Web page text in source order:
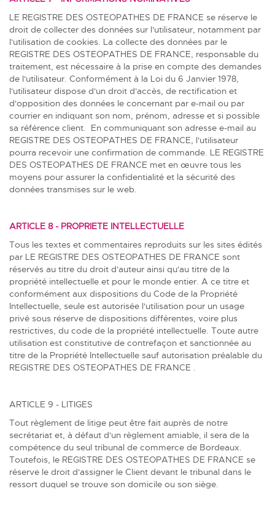
LE REGISTRE DES OSTEOPATHES DE FRANCE se réserve le
droit de collecter des données sur l'utilisateur, notamment par
l'utilisation de cookies. La collecte des données par le
REGISTRE DES OSTEOPATHES DE FRANCE, responsable du
traitement, est nécessaire à la prise en compte des demandes
de l'utilisateur. Conformément à la Loi du 6 Janvier 1978,
l'utilisateur dispose d'un droit d'accès, de rectification et
d'opposition des données le concernant par e-mail ou par
courrier en indiquant son nom, prénom, adresse et si possible
sa référence client. En communiquant son adresse e-mail au
REGISTRE DES OSTEOPATHES DE FRANCE, l'utilisateur
pourra recevoir une confirmation de commande. LE REGISTRE
DES OSTEOPATHES DE FRANCE met en œuvre tous les
moyens pour assurer la confidentialité et la sécurité des
données transmises sur le web.
ARTICLE 8 - PROPRIETE INTELLECTUELLE
Tous les textes et commentaires reproduits sur les sites édités
par LE REGISTRE DES OSTEOPATHES DE FRANCE sont
réservés au titre du droit d'auteur ainsi qu'au titre de la
propriété intellectuelle et pour le monde entier. A ce titre et
conformément aux dispositions du Code de la Propriété
Intellectuelle, seule est autorisée l'utilisation pour un usage
privé sous réserve de dispositions différentes, voire plus
restrictives, du code de la propriété intellectuelle. Toute autre
utilisation est constitutive de contrefaçon et sanctionnée au
titre de la Propriété Intellectuelle sauf autorisation préalable du
REGISTRE DES OSTEOPATHES DE FRANCE .
ARTICLE 9 - LITIGES
Tout règlement de litige peut être fait auprès de notre
secrétariat et, à défaut d'un règlement amiable, il sera de la
compétence du seul tribunal de commerce de Bordeaux.
Toutefois, le REGISTRE DES OSTEOPATHES DE FRANCE se
réserve le droit d'assigner le Client devant le tribunal dans le
ressort duquel se trouve son domicile ou son siège.